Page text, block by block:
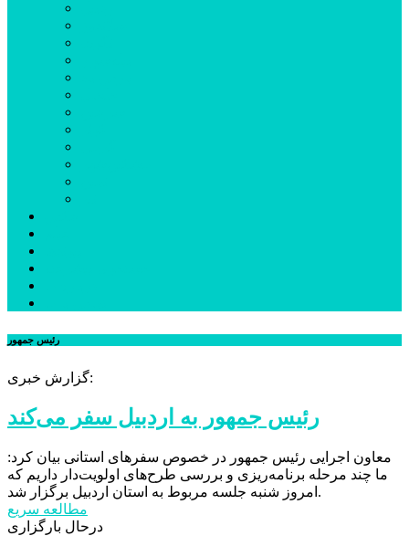
رئیس جمهور
گزارش خبری:
رئیس جمهور به اردبیل سفر می‌کند
معاون اجرایی رئیس جمهور در خصوص سفرهای استانی بیان کرد:
ما چند مرحله برنامه‌ریزی و بررسی طرح‌های اولویت‌دار داریم که
امروز شنبه جلسه مربوط به استان اردبیل برگزار شد.
مطالعه سریع
درحال بارگزاری